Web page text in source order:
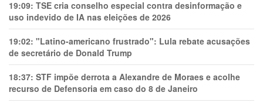
19:09: TSE cria conselho especial contra desinformação e
uso indevido de IA nas eleições de 2026
19:02: "Latino-americano frustrado": Lula rebate acusações
de secretário de Donald Trump
18:37: STF impõe derrota a Alexandre de Moraes e acolhe
recurso de Defensoria em caso do 8 de Janeiro